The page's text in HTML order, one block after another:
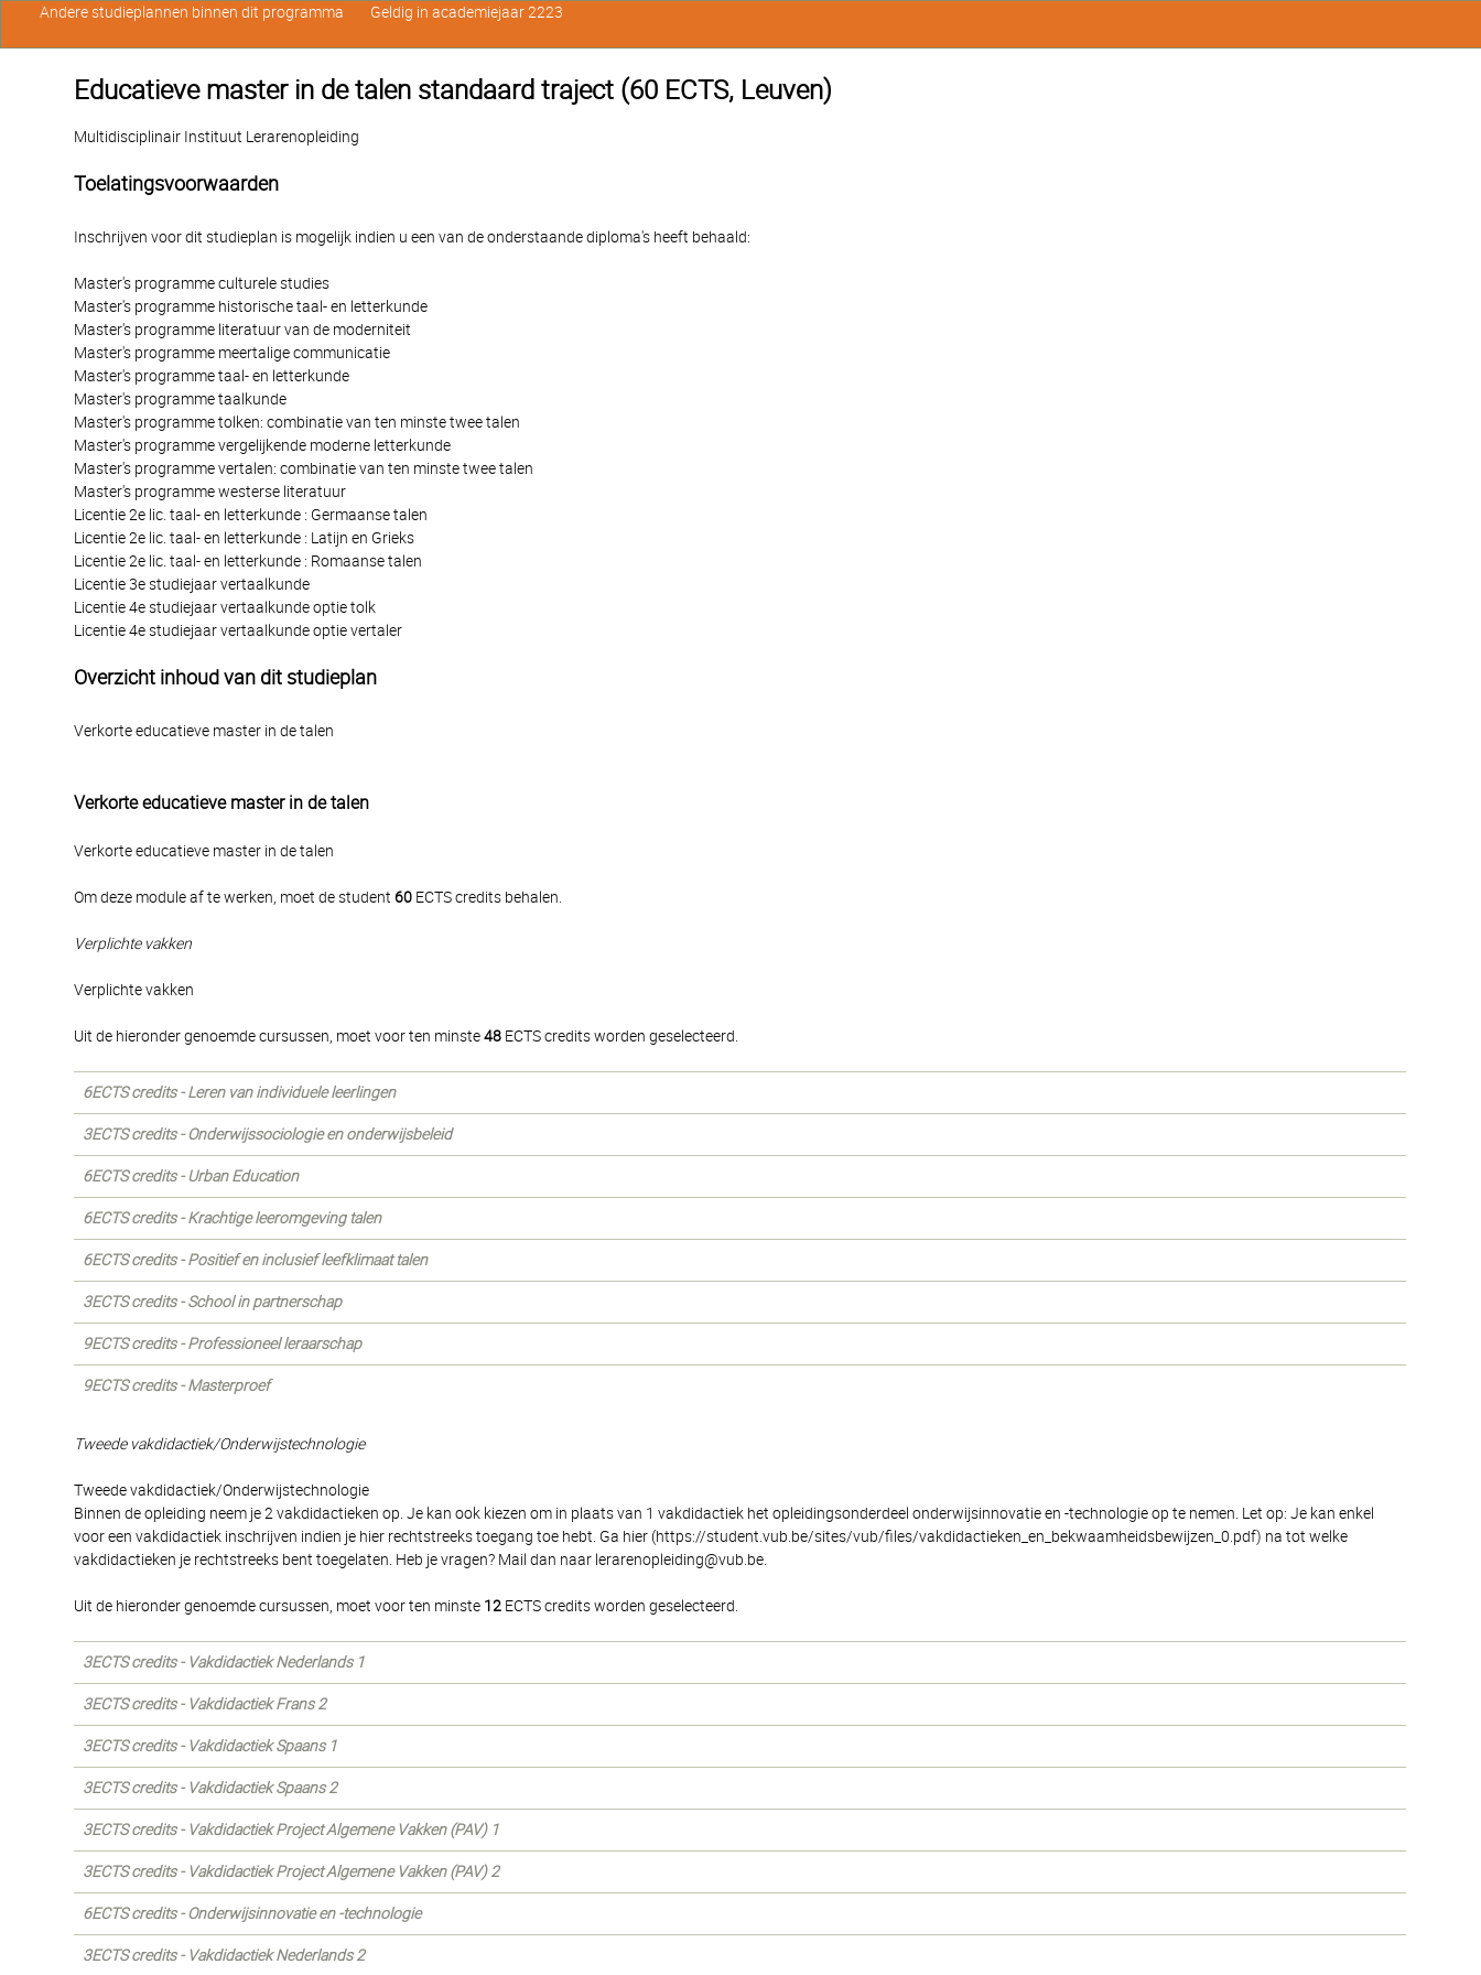
Educatieve master in de talen standaard traject (60 ECTS, Leuven)
Multidisciplinair Instituut Lerarenopleiding
Toelatingsvoorwaarden
Inschrijven voor dit studieplan is mogelijk indien u een van de onderstaande diploma's heeft behaald:
Master's programme culturele studies
Master's programme historische taal- en letterkunde
Master's programme literatuur van de moderniteit
Master's programme meertalige communicatie
Master's programme taal- en letterkunde
Master's programme taalkunde
Master's programme tolken: combinatie van ten minste twee talen
Master's programme vergelijkende moderne letterkunde
Master's programme vertalen: combinatie van ten minste twee talen
Master's programme westerse literatuur
Licentie 2e lic. taal- en letterkunde : Germaanse talen
Licentie 2e lic. taal- en letterkunde : Latijn en Grieks
Licentie 2e lic. taal- en letterkunde : Romaanse talen
Licentie 3e studiejaar vertaalkunde
Licentie 4e studiejaar vertaalkunde optie tolk
Licentie 4e studiejaar vertaalkunde optie vertaler
Overzicht inhoud van dit studieplan
Verkorte educatieve master in de talen
Verkorte educatieve master in de talen
Verkorte educatieve master in de talen
Om deze module af te werken, moet de student60 ECTS credits behalen.
Verplichte vakken
Verplichte vakken
Uit de hieronder genoemde cursussen, moet voor ten minste48 ECTS credits worden geselecteerd.
6ECTS credits - Leren van individuele leerlingen
3ECTS credits - Onderwijssociologie en onderwijsbeleid
6ECTS credits - Urban Education
6ECTS credits - Krachtige leeromgeving talen
6ECTS credits - Positief en inclusief leefklimaat talen
3ECTS credits - School in partnerschap
9ECTS credits - Professioneel leraarschap
9ECTS credits - Masterproef
Tweede vakdidactiek/Onderwijstechnologie
Tweede vakdidactiek/Onderwijstechnologie
Binnen de opleiding neem je 2 vakdidactieken op. Je kan ook kiezen om in plaats van 1 vakdidactiek het opleidingsonderdeel onderwijsinnovatie en -technologie op te nemen. Let op: Je kan enkel
voor een vakdidactiek inschrijven indien je hier rechtstreeks toegang toe hebt. Ga hier (https://student.vub.be/sites/vub/files/vakdidactieken_en_bekwaamheidsbewijzen_0.pdf) na tot welke
vakdidactieken je rechtstreeks bent toegelaten. Heb je vragen? Mail dan naar lerarenopleiding@vub.be.
Uit de hieronder genoemde cursussen, moet voor ten minste 12 ECTS credits worden geselecteerd.
3ECTS credits - Vakdidactiek Nederlands 1
3ECTS credits - Vakdidactiek Frans 2
3ECTS credits - Vakdidactiek Spaans 1
3ECTS credits - Vakdidactiek Spaans 2
3ECTS credits - Vakdidactiek Project Algemene Vakken (PAV) 1
3ECTS credits - Vakdidactiek Project Algemene Vakken (PAV) 2
6ECTS credits - Onderwijsinnovatie en -technologie
3ECTS credits - Vakdidactiek Nederlands 2
Andere studieplannen binnen dit programma Geldig in academiejaar 2223